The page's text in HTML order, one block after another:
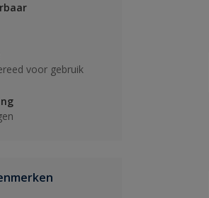
voor gebruik